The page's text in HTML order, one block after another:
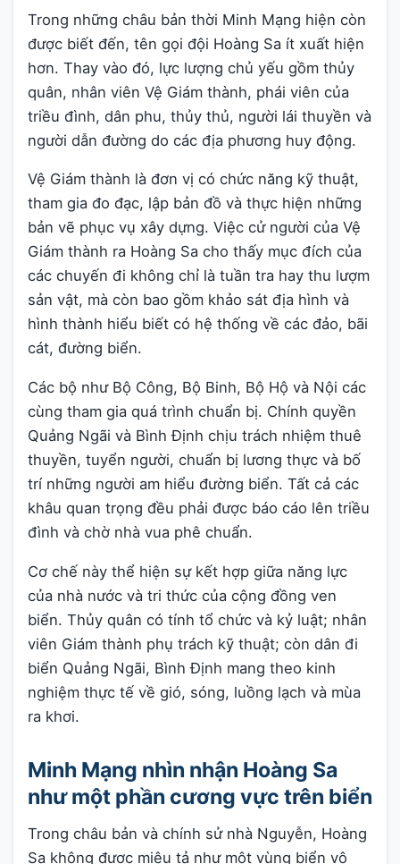
Trong những châu bản thời Minh Mạng hiện còn
được biết đến, tên gọi đội Hoàng Sa ít xuất hiện
hơn. Thay vào đó, lực lượng chủ yếu gồm thủy
quân, nhân viên Vệ Giám thành, phái viên của
triều đình, dân phu, thủy thủ, người lái thuyền và
người dẫn đường do các địa phương huy động.
Vệ Giám thành là đơn vị có chức năng kỹ thuật,
tham gia đo đạc, lập bản đồ và thực hiện những
bản vẽ phục vụ xây dựng. Việc cử người của Vệ
Giám thành ra Hoàng Sa cho thấy mục đích của
các chuyến đi không chỉ là tuần tra hay thu lượm
sản vật, mà còn bao gồm khảo sát địa hình và
hình thành hiểu biết có hệ thống về các đảo, bãi
cát, đường biển.
Các bộ như Bộ Công, Bộ Binh, Bộ Hộ và Nội các
cùng tham gia quá trình chuẩn bị. Chính quyền
Quảng Ngãi và Bình Định chịu trách nhiệm thuê
thuyền, tuyển người, chuẩn bị lương thực và bố
trí những người am hiểu đường biển. Tất cả các
khâu quan trọng đều phải được báo cáo lên triều
đình và chờ nhà vua phê chuẩn.
Cơ chế này thể hiện sự kết hợp giữa năng lực
của nhà nước và tri thức của cộng đồng ven
biển. Thủy quân có tính tổ chức và kỷ luật; nhân
viên Giám thành phụ trách kỹ thuật; còn dân đi
biển Quảng Ngãi, Bình Định mang theo kinh
nghiệm thực tế về gió, sóng, luồng lạch và mùa
ra khơi.
Minh Mạng nhìn nhận Hoàng Sa
như một phần cương vực trên biển
Trong châu bản và chính sử nhà Nguyễn, Hoàng
Sa không được miêu tả như một vùng biển vô